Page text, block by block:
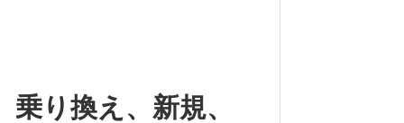
り換え、新規、